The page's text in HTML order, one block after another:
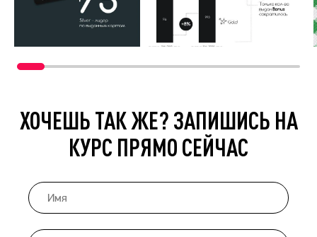
ХОЧЕШЬ ТАК ЖЕ? ЗАПИШИСЬ НА
КУРС ПРЯМО СЕЙЧАС